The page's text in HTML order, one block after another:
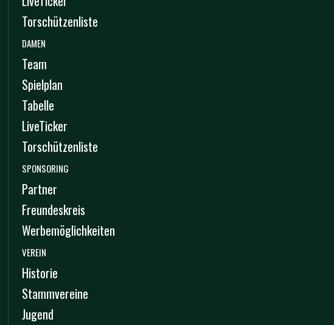
Torschützenliste
DAMEN
Team
Spielplan
Tabelle
LiveTicker
Torschützenliste
SPONSORING
Partner
Freundeskreis
Werbemöglichkeiten
VEREIN
Historie
Stammvereine
Jugend